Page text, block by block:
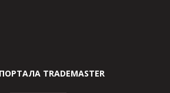
TRADEMASTER